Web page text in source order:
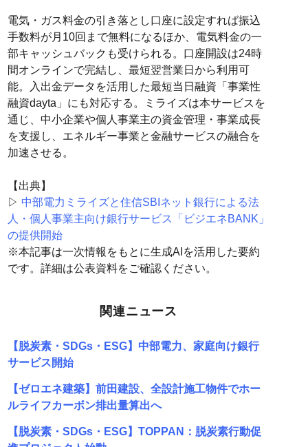
電気・ガス料金の引き落とし口座に設定すれば振込
手数料が月10回まで無料になるほか、電気料金の一
部キャッシュバックも受けられる。口座開設は24時
間オンラインで完結し、最短翌営業日から利用可
能。入出金データを活用した最短当日融資「事業性
融資dayta」にも対応する。ミライズは本サービスを
通じ、中小企業や個人事業主の資金管理・事業成長
を支援し、エネルギー事業と金融サービスの融合を
加速させる。
【出典】
▷ 中部電力ミライズと住信SBIネット銀行による法
人・個人事業主向け銀行サービス「ビジエネBANK」
の提供開始
※本記事は一次情報をもとに生成AIを活用した要約
です。詳細は公表資料をご確認ください。
関連ニュース
【脱炭素・SDGs・ESG】中部電力、家庭向け銀行
サービス開始
【ゼロエネ建築】前田建設、全設計施工物件でホー
ルライフカーボン排出量算出へ
【脱炭素・SDGs・ESG】TOPPAN：脱炭素行動促